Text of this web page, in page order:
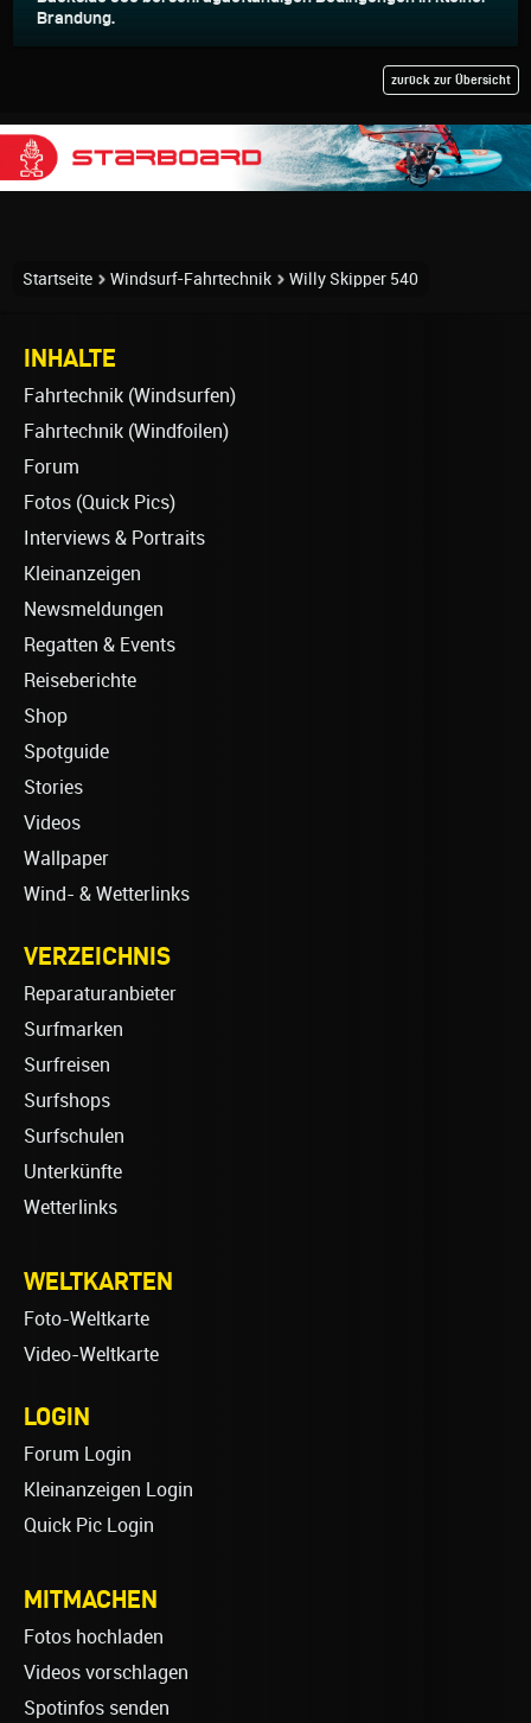
Brandung.
zurück zur Übersicht
Startseite Windsurf-Fahrtechnik Willy Skipper 540
INHALTE
Fahrtechnik (Windsurfen)
Fahrtechnik (Windfoilen)
Forum
Fotos (Quick Pics)
Interviews & Portraits
Kleinanzeigen
Newsmeldungen
Regatten & Events
Reiseberichte
Shop
Spotguide
Stories
Videos
Wallpaper
Wind- & Wetterlinks
VERZEICHNIS
Reparaturanbieter
Surfmarken
Surfreisen
Surfshops
Surfschulen
Unterkünfte
Wetterlinks
WELTKARTEN
Foto-Weltkarte
Video-Weltkarte
LOGIN
Forum Login
Kleinanzeigen Login
Quick Pic Login
MITMACHEN
Fotos hochladen
Videos vorschlagen
Spotinfos senden